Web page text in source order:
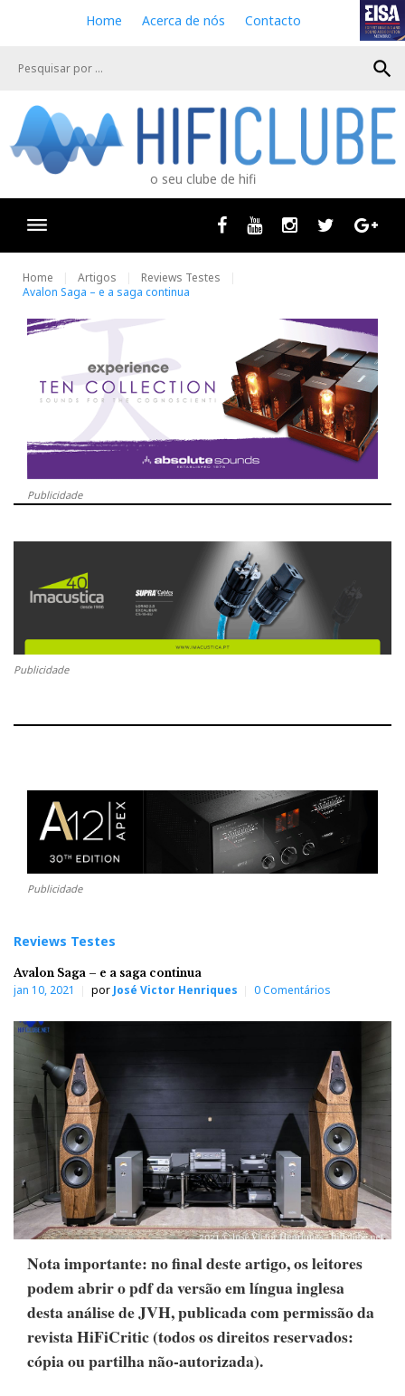
e
Home Acerca de nós Contacto
search
o seu clube de hifi
Facebook
Youtube InstagramTwitter
Home Artigos
Reviews Testes
Avalon Saga – e a saga continua
Publicidade
Publicidade
Publicidade
Reviews Testes
Avalon Saga – e a saga continua
jan 10, 2021 por José Victor Henriques 0 Comentários
Nota importante: no final deste artigo, os leitores
podem abrir o pdf da versão em língua inglesa
desta análise de JVH, publicada com permissão da
revista HiFiCritic (todos os direitos reservados:
cópia ou partilha não-autorizada).